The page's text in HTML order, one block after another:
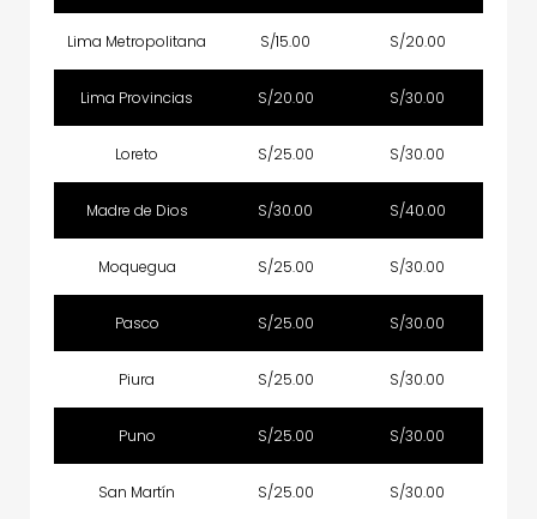
Lima Metropolitana S/15.00 S/20.00
Lima Provincias S/20.00 S/30.00
Loreto S/25.00 S/30.00
Madre de Dios S/30.00 S/40.00
Moquegua S/25.00 S/30.00
Pasco S/25.00 S/30.00
Piura S/25.00 S/30.00
Puno S/25.00 S/30.00
San Martín S/25.00 S/30.00